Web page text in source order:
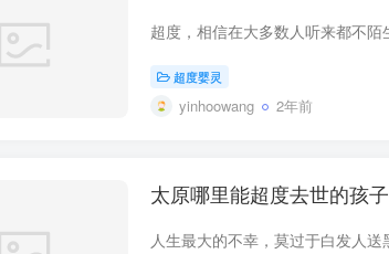
超度婴灵
yinhoowang 2年前
太原哪里能超度去世的孩子